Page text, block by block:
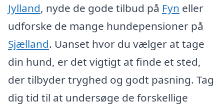
Jylland, nyde de gode tilbud på Fyn eller
udforske de mange hundepensioner på
Sjælland. Uanset hvor du vælger at tage
din hund, er det vigtigt at finde et sted,
der tilbyder tryghed og godt pasning. Tag
dig tid til at undersøge de forskellige